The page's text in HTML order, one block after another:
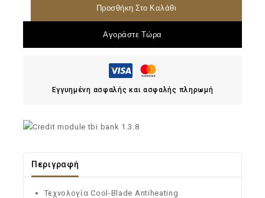
Προσθήκη Στο Καλάθι
Αγοράστε Τώρα
Εγγυημένη ασφαλής και ασφαλής πληρωμή
Περιγραφή
Τεχνολογία Cool-Blade Antiheating